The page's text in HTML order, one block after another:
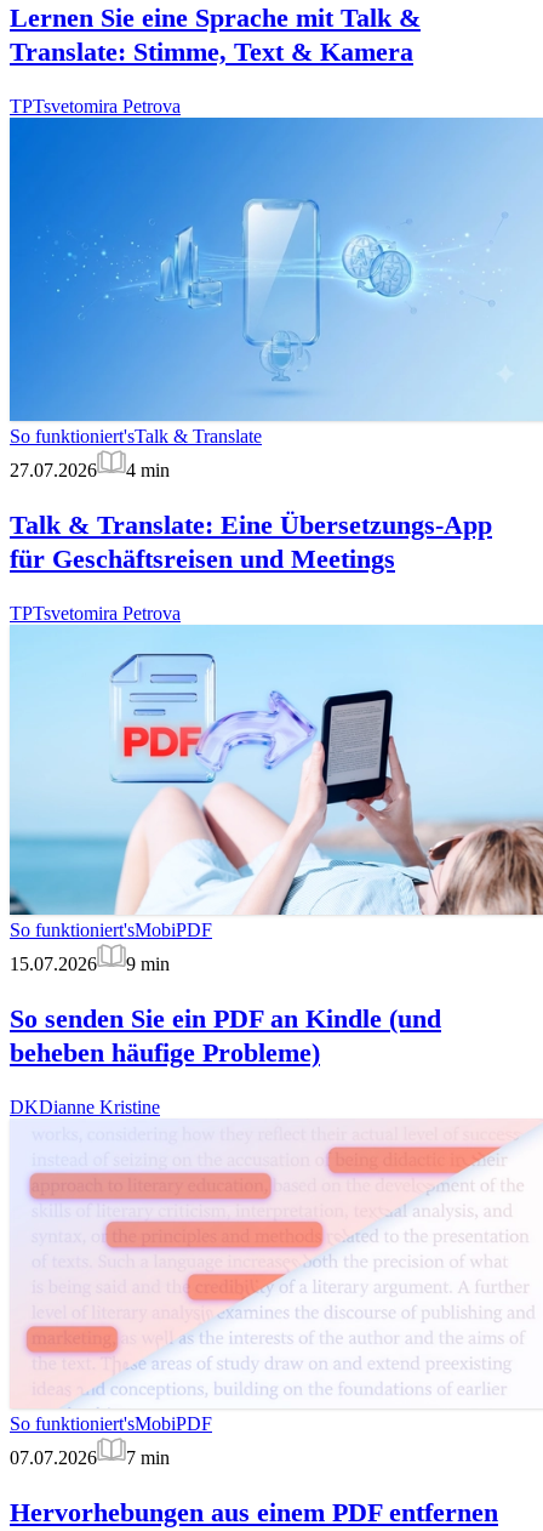
Lernen Sie eine Sprache mit Talk &
Translate: Stimme, Text & Kamera
TPTsvetomira Petrova
So funktioniert'sTalk & Translate
27.07.2026
4 min
Talk & Translate: Eine Übersetzungs-App
für Geschäftsreisen und Meetings
TPTsvetomira Petrova
So funktioniert'sMobiPDF
15.07.2026
9 min
So senden Sie ein PDF an Kindle (und
beheben häufige Probleme)
DKDianne Kristine
So funktioniert'sMobiPDF
07.07.2026
7 min
Hervorhebungen aus einem PDF entfernen